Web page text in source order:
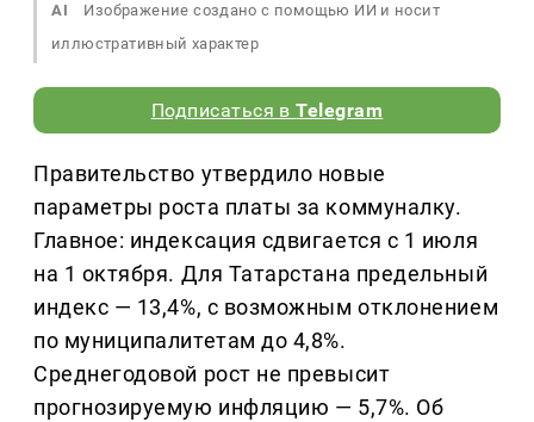
AI
Изображение создано с помощью ИИ и носит
иллюстративный характер
Подписаться вTelegram
Правительство утвердило новые
параметры роста платы за коммуналку.
Главное: индексация сдвигается с 1 июля
на 1 октября. Для Татарстана предельный
индекс — 13,4%, с возможным отклонением
по муниципалитетам до 4,8%.
Среднегодовой рост не превысит
прогнозируемую инфляцию — 5,7%. Об